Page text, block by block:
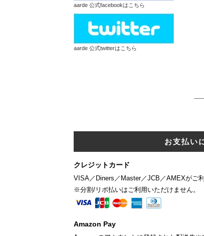
aarde 公式facebookはこちら
aarde 公式twitterはこちら
お支払い
クレジットカード
VISA／Diners／Master／JCB／AMEXがご
※分割/リボ払いはご利用いただけません。
Amazon Pay